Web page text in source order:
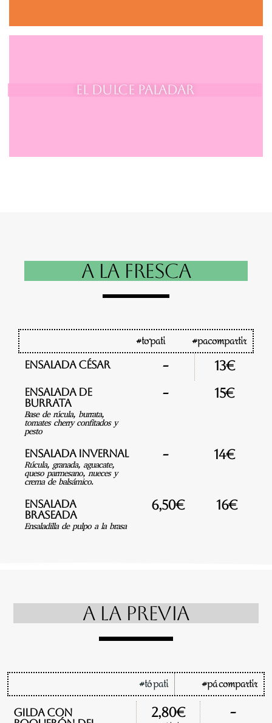
El dulce paladar
A LA FRESCA
#to´pati #pacompartir
Ensalada César - 13€
Ensalada de
burrata
Base de rúcula, burrata,
tomates cherry confitados y
pesto
- 15€
Ensalada invernal
Rúcula, granada, aguacate,
queso parmesano, nueces y
crema de balsámico.
- 14€
Ensalada
Braseada
Ensaladilla de pulpo a la brasa
6,50€ 16€
A LA PREVIA
#tó pati #pá compartir
Gilda con
2,80€
-